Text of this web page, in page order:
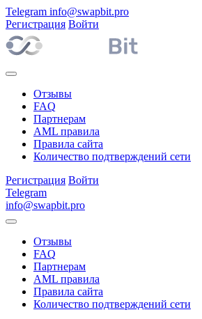
Telegram info@swapbit.pro
Регистрация Войти
Отзывы
FAQ
Партнерам
AML правила
Правила сайта
Количество подтверждений сети
Регистрация Войти
Telegram
info@swapbit.pro
Отзывы
FAQ
Партнерам
AML правила
Правила сайта
Количество подтверждений сети